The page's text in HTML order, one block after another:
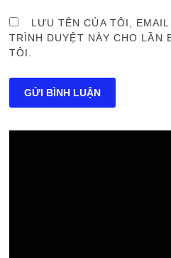
LƯU TÊN CỦA TÔI,
TRÌNH DUYỆT NÀY CHO LẦN
TÔI.